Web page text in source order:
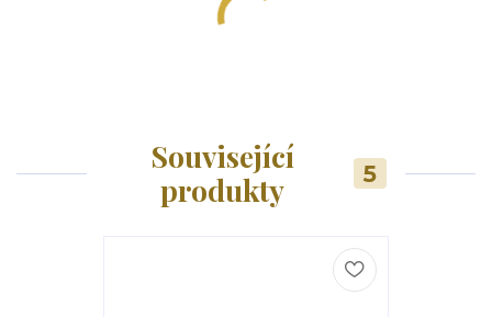
Související
produkty
5